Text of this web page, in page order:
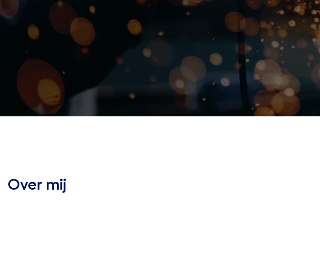
InContext Consultancy Group Juliëtte Benedict
Over mij